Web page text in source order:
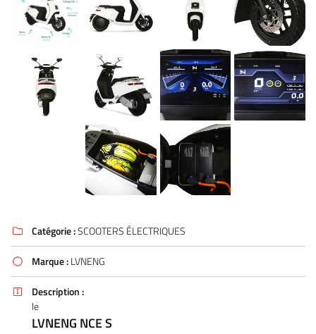
 Catégorie :SCOOTERS ÉLECTRIQUES
 Marque :LVNENG

Description :
le
LVNENG NCE S